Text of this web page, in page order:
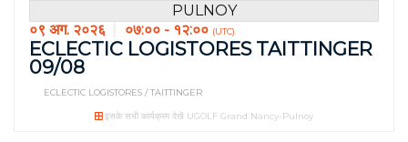
PULNOY
०९ अग. २०२६
०७:०० - १२:०० (UTC)
ECLECTIC LOGISTORES TAITTINGER
09/08
ECLECTIC LOGISTORES / TAITTINGER
इसके सभी कार्यक्रम देखें UGOLF Grand Nancy-Pulnoy